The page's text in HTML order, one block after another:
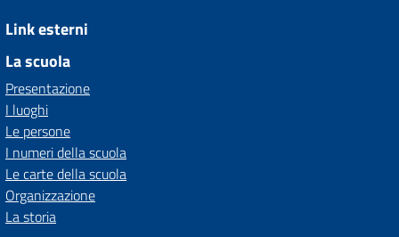
Link esterni
La scuola
Presentazione
I luoghi
Le persone
I numeri della scuola
Le carte della scuola
Organizzazione
La storia